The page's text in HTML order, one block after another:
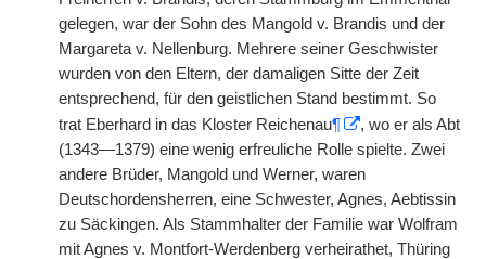
gelegen, war der Sohn des Mangold v. Brandis und der
Margareta v. Nellenburg. Mehrere seiner Geschwister
wurden von den Eltern, der damaligen Sitte der Zeit
entsprechend, für den geistlichen Stand bestimmt. So
trat Eberhard in das Kloster Reichenau¶
, wo er als Abt
(1343—1379) eine wenig erfreuliche Rolle spielte. Zwei
andere Brüder, Mangold und Werner, waren
Deutschordensherren, eine Schwester, Agnes, Aebtissin
zu Säckingen. Als Stammhalter der Familie war Wolfram
mit Agnes v. Montfort-Werdenberg verheirathet, Thüring